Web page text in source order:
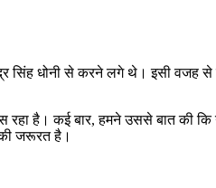
सिंह धोनी से करने लगे थे। इसी वजह
है। कई बार, हमने उससे बात की
जरूरत है।